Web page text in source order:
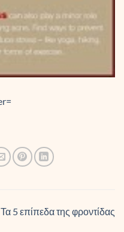
Τα 5 επίπεδα της φροντίδας